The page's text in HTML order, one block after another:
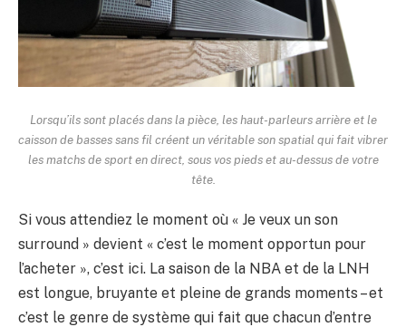
Lorsqu’ils sont placés dans la pièce, les haut-parleurs arrière et le
caisson de basses sans fil créent un véritable son spatial qui fait vibrer
les matchs de sport en direct, sous vos pieds et au-dessus de votre
tête.
Si vous attendiez le moment où « Je veux un son
surround » devient « c’est le moment opportun pour
l’acheter », c’est ici. La saison de la NBA et de la LNH
est longue, bruyante et pleine de grands moments – et
c’est le genre de système qui fait que chacun d’entre